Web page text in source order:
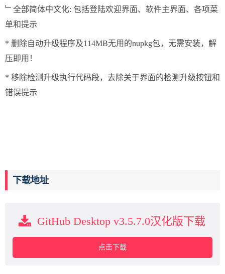
﹂全部简体中文化: 包括登陆欢迎界面、软件主界面、各项菜
单和提示
* 删除自动升级程序及114MB无用的nupkg包，无需安装，解
压即用！
* 移除检测升级执行代码段，去除关于界面的检测升级按钮和
错误提示
下载地址
GitHub Desktop v3.5.7.0汉化版下载
点击下载